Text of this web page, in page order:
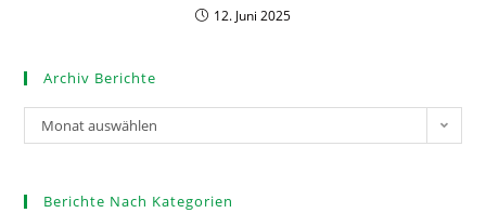
12. Juni 2025
Archiv Berichte
Monat auswählen
Berichte Nach Kategorien